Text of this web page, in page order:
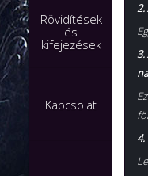
Rövidítések
és
kifejezések
Kapcsolat
2.
3.